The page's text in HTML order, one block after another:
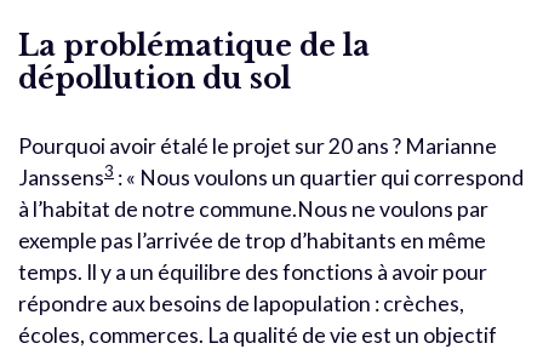
La problématique de la
dépollution du sol
Pourquoi avoir étalé le projet sur 20 ans ? Marianne
Janssens3 : « Nous voulons un quartier qui correspond
à l’habitat de notre commune.Nous ne voulons par
exemple pas l’arrivée de trop d’habitants en même
temps. Il y a un équilibre des fonctions à avoir pour
répondre aux besoins de lapopulation : crèches,
écoles, commerces. La qualité de vie est un objectif